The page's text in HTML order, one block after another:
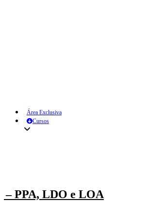
Área Exclusiva
Cursos
– PPA, LDO e LOA